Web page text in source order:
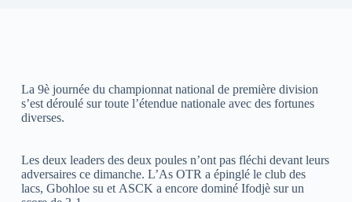
La 9è journée du championnat national de première division
s’est déroulé sur toute l’étendue nationale avec des fortunes
diverses.
Les deux leaders des deux poules n’ont pas fléchi devant leurs
adversaires ce dimanche. L’As OTR a épinglé le club des
lacs, Gbohloe su et ASCK a encore dominé Ifodjè sur un